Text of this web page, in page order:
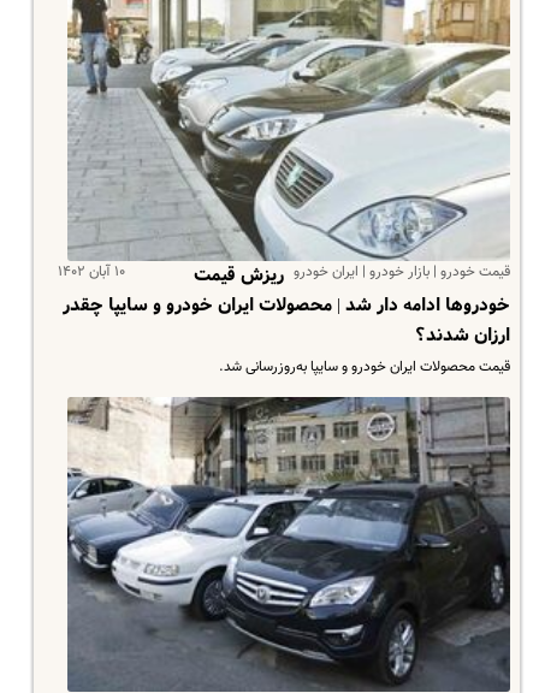
قیمت خودرو | بازار خودرو | ایران خودرو ۱۰ آبان ۱۴۰۲
ریزش قیمت
خودروها ادامه دار شد | محصولات ایران خودرو و سایپا چقدر
ارزان شدند؟
قیمت محصولات ایران خودرو و سایپا به‌روزرسانی شد.